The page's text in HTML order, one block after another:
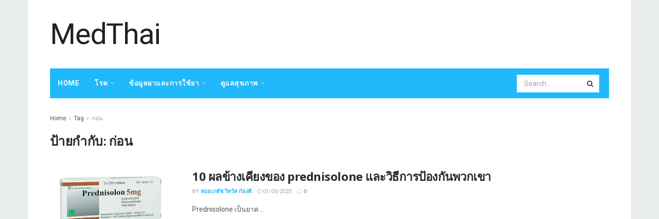
MedThai
HOME โรค ข้อมูลยาและการใช้ยา ดูแลสุขภาพ
Home Tag ก่อน
ป้ายกำกับ: ก่อน
10 ผลข้างเคียงของ prednisolone และวิธีการป้องกันพวกเขา
BY หมอเภสัช วิทวัส ก๋องดี 01/05/2025 0
Prednisolone เป็นยาค ...